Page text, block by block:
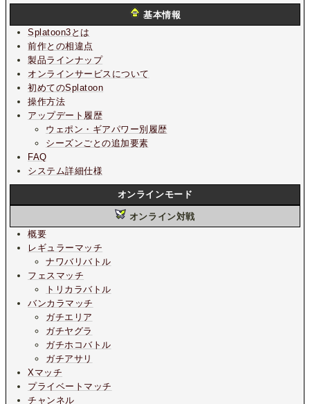
基本情報
Splatoon3とは
前作との相違点
製品ラインナップ
オンラインサービスについて
初めてのSplatoon
操作方法
アップデート履歴
ウェポン・ギアパワー別履歴
シーズンごとの追加要素
FAQ
システム詳細仕様
オンラインモード
オンライン対戦
概要
レギュラーマッチ
ナワバリバトル
フェスマッチ
トリカラバトル
バンカラマッチ
ガチエリア
ガチヤグラ
ガチホコバトル
ガチアサリ
Xマッチ
プライベートマッチ
チャンネル